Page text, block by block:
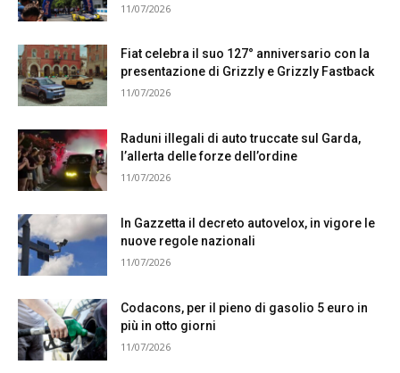
11/07/2026
Fiat celebra il suo 127° anniversario con la
presentazione di Grizzly e Grizzly Fastback
11/07/2026
Raduni illegali di auto truccate sul Garda,
l’allerta delle forze dell’ordine
11/07/2026
In Gazzetta il decreto autovelox, in vigore le
nuove regole nazionali
11/07/2026
Codacons, per il pieno di gasolio 5 euro in
più in otto giorni
11/07/2026